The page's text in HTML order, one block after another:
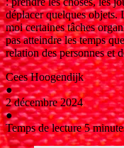
déplacer quelques objets.
moi certaines tâches
pas atteindre les temps
relation des personnes et
Cees Hoogendijk
●
2 décembre 2024
●
Temps de lecture 5